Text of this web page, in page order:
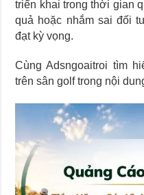
triển khai trong thời gian
quả hoặc nhắm sai đối
đạt kỳ vọng.
Cùng Adsngoaitroi tìm
trên sân golf trong nội